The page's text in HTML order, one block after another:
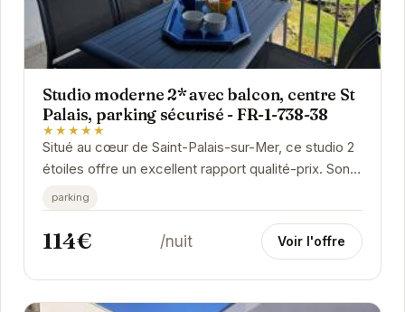
Studio moderne 2* avec balcon, centre St
Palais, parking sécurisé - FR-1-738-38
★★★★★
Situé au cœur de Saint-Palais-sur-Mer, ce studio 2
étoiles offre un excellent rapport qualité-prix. Son
balcon privé, son parking sécurisé et...
parking
114€ /nuit Voir l'offre